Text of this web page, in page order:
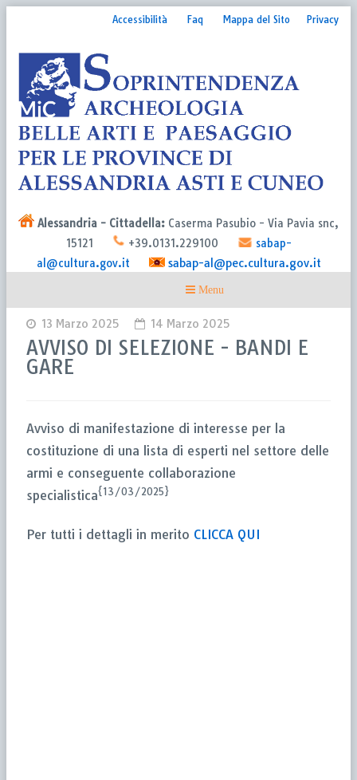
Accessibilità Faq Mappa del Sito Privacy
Alessandria - Cittadella: Caserma Pasubio - Via Pavia snc,
15121
+39.0131.229100
sabap-
al@cultura.gov.it
sabap-al@pec.cultura.gov.it
13 Marzo 2025 14 Marzo 2025
AVVISO DI SELEZIONE - BANDI E
GARE
Avviso di manifestazione di interesse per la
costituzione di una lista di esperti nel settore delle
armi e conseguente collaborazione
specialistica{13/03/2025}
Per tutti i dettagli in merito CLICCA QUI